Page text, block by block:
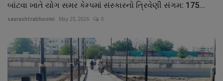
બાંટવા ખાતે યોગ સમર કેમ્પમાં સંસ્કારનો ત્રિવેણી સંગમ: 175...
saurashtrabhoomi May 25, 2026 0